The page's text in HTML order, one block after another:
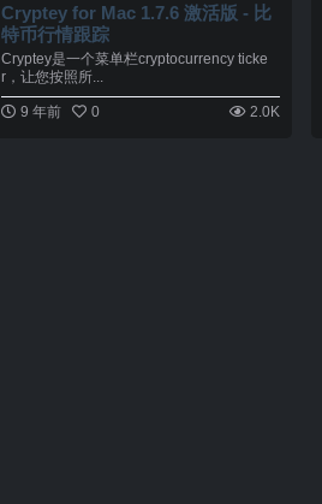
Cryptey for Mac 1.7.6 激活版 - 比
特币行情跟踪
Cryptey是一个菜单栏cryptocurrency ticke
r，让您按照所...
9 年前 0 2.0K